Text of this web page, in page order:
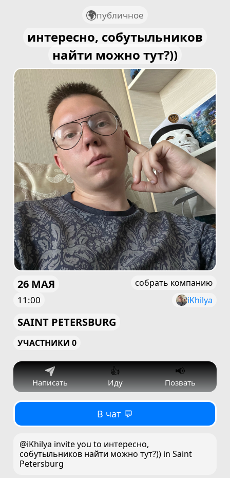
публичное
интересно, собутыльников
найти можно тут?))
26 МАЯ
11:00
собрать компанию
iKhilya
SAINT PETERSBURG
УЧАСТНИКИ 0
Написать
👍
Иду
📢
Позвать
В чат 💬
@iKhilya invite you to интересно,
собутыльников найти можно тут?)) in Saint
Petersburg